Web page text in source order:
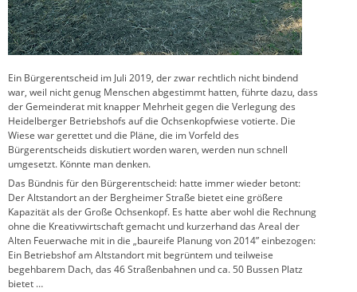
Ein Bürgerentscheid im Juli 2019, der zwar rechtlich nicht bindend
war, weil nicht genug Menschen abgestimmt hatten, führte dazu, dass
der Gemeinderat mit knapper Mehrheit gegen die Verlegung des
Heidelberger Betriebshofs auf die Ochsenkopfwiese votierte. Die
Wiese war gerettet und die Pläne, die im Vorfeld des
Bürgerentscheids diskutiert worden waren, werden nun schnell
umgesetzt. Könnte man denken.
Das Bündnis für den Bürgerentscheid: hatte immer wieder betont:
Der Altstandort an der Bergheimer Straße bietet eine größere
Kapazität als der Große Ochsenkopf. Es hatte aber wohl die Rechnung
ohne die Kreativwirtschaft gemacht und kurzerhand das Areal der
Alten Feuerwache mit in die „baureife Planung von 2014” einbezogen:
Ein Betriebshof am Altstandort mit begrüntem und teilweise
begehbarem Dach, das 46 Straßenbahnen und ca. 50 Bussen Platz
bietet …